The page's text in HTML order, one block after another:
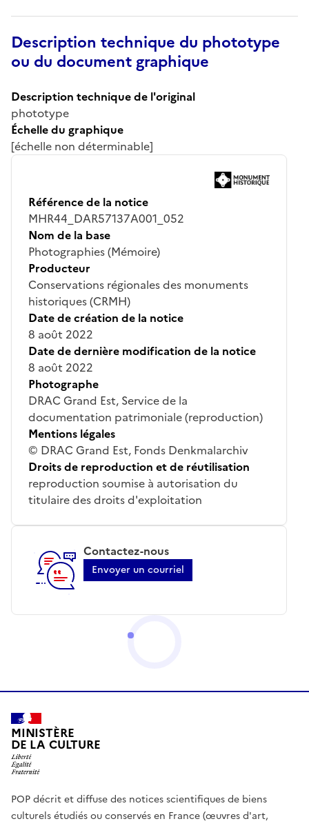
Description technique du phototype
ou du document graphique
Description technique de l'original
phototype
Échelle du graphique
[échelle non déterminable]
Référence de la notice
MHR44_DAR57137A001_052
Nom de la base
Photographies (Mémoire)
Producteur
Conservations régionales des monuments
historiques (CRMH)
Date de création de la notice
8 août 2022
Date de dernière modification de la notice
8 août 2022
Photographe
DRAC Grand Est, Service de la
documentation patrimoniale (reproduction)
Mentions légales
© DRAC Grand Est, Fonds Denkmalarchiv
Droits de reproduction et de réutilisation
reproduction soumise à autorisation du
titulaire des droits d'exploitation
Contactez-nous
Envoyer un courriel
MINISTÈRE
DE LA CULTURE
POP décrit et diffuse des notices scientifiques de biens
culturels étudiés ou conservés en France (œuvres d'art,